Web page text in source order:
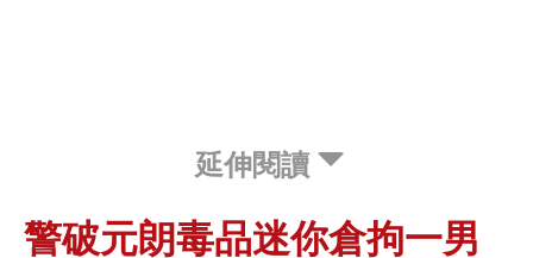
延伸閱讀
警破元朗毒品迷你倉拘一男